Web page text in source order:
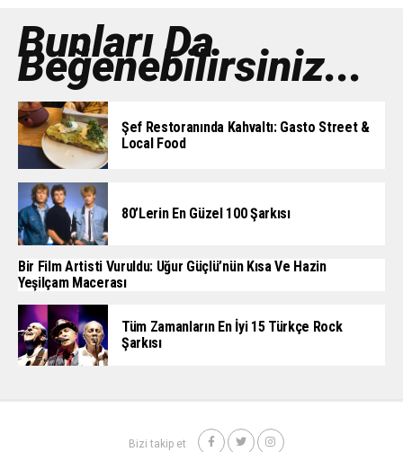
Bunları Da
Beğenebilirsiniz...
Şef Restoranında Kahvaltı: Gasto Street &
Local Food
80’lerin En Güzel 100 Şarkısı
Bir Film Artisti Vuruldu: Uğur Güçlü’nün Kısa Ve Hazin
Yeşilçam Macerası
Tüm Zamanların En İyi 15 Türkçe Rock
Şarkısı
Bizi takip et